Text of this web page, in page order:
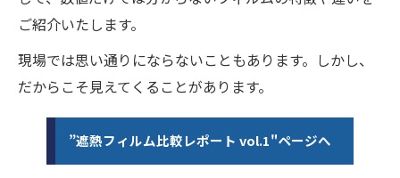
ご紹介いたします。
現場では思い通りにならないこともあります。しかし、
だからこそ見えてくることがあります。
”遮熱フィルム比較レポート vol.1"ページへ